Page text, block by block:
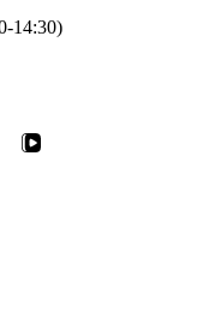
14:30)